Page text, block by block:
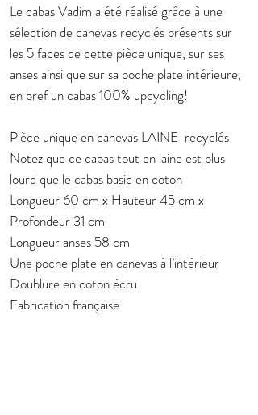
Le cabas Vadim a été réalisé grâce à une
sélection de canevas recyclés présents sur
les 5 faces de cette pièce unique, sur ses
anses ainsi que sur sa poche plate intérieure,
en bref un cabas 100% upcycling!
Pièce unique en canevas LAINE recyclés
Notez que ce cabas tout en laine est plus
lourd que le cabas basic en coton
Longueur 60 cm x Hauteur 45 cm x
Profondeur 31 cm
Longueur anses 58 cm
Une poche plate en canevas à l’intérieur
Doublure en coton écru
Fabrication française